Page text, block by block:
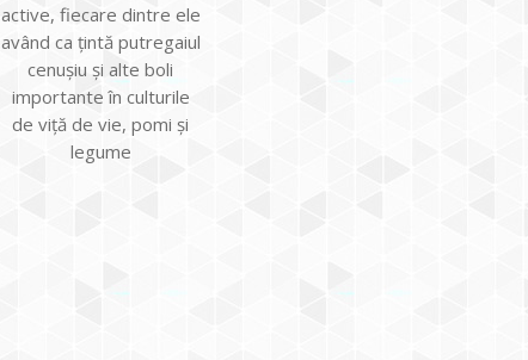
active, fiecare dintre ele
având ca țintă putregaiul
cenușiu și alte boli
importante în culturile
de viță de vie, pomi și
legume